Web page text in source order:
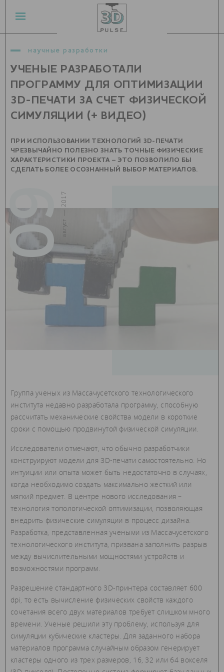
научные разработки
УЧЕНЫЕ РАЗРАБОТАЛИ
ПРОГРАММУ ДЛЯ ОПТИМИЗАЦИИ
3D-ПЕЧАТИ ЗА СЧЕТ ФИЗИЧЕСКОЙ
СИМУЛЯЦИИ (+ ВИДЕО)
ПРИ ИСПОЛЬЗОВАНИИ ТЕХНОЛОГИЙ 3D-ПЕЧАТИ
ЧРЕЗВЫЧАЙНО ПОЛЕЗНО ЗНАТЬ ТОЧНЫЕ ФИЗИЧЕСКИЕ
ХАРАКТЕРИСТИКИ ПРОЕКТА – ЭТО ПОЗВОЛИЛО БЫ
СДЕЛАТЬ БОЛЕЕ ОСОЗНАННЫЙ ВЫБОР МАТЕРИАЛОВ.
09
август — 2017
Группа ученых из Массачусетского технологического
института недавно разработала программу, способную
рассчитать механические свойства модели в короткие
сроки с помощью продвинутой физической симуляции.
Исследователи отмечают, что обычно разработчики
конструируют модели для 3D-печати самостоятельно. Но
интуиции или опыта может быть недостаточно в случаях,
когда необходимо создать максимально жесткий или
мягкий предмет. В центре нового исследования –
технология топологической оптимизации, позволяющая
внедрить физические симуляции в процесс дизайна.
Разработка, представленная учеными из Массачусетского
технологического института, призвана заполнить разрыв
между вычислительными мощностями устройств и
возможностями программ.
Разрешение стандартного 3D-принтера составляет 600
dpi, то есть вычисление физических свойств каждого
сочетания всего двух материалов требует слишком много
времени. Ученые решили эту проблему, используя для
симуляции кубические кластеры. Для заданного набора
материалов программа случайным образом генерирует
кластеры одного из трех размеров, 16, 32 или 64 вокселя